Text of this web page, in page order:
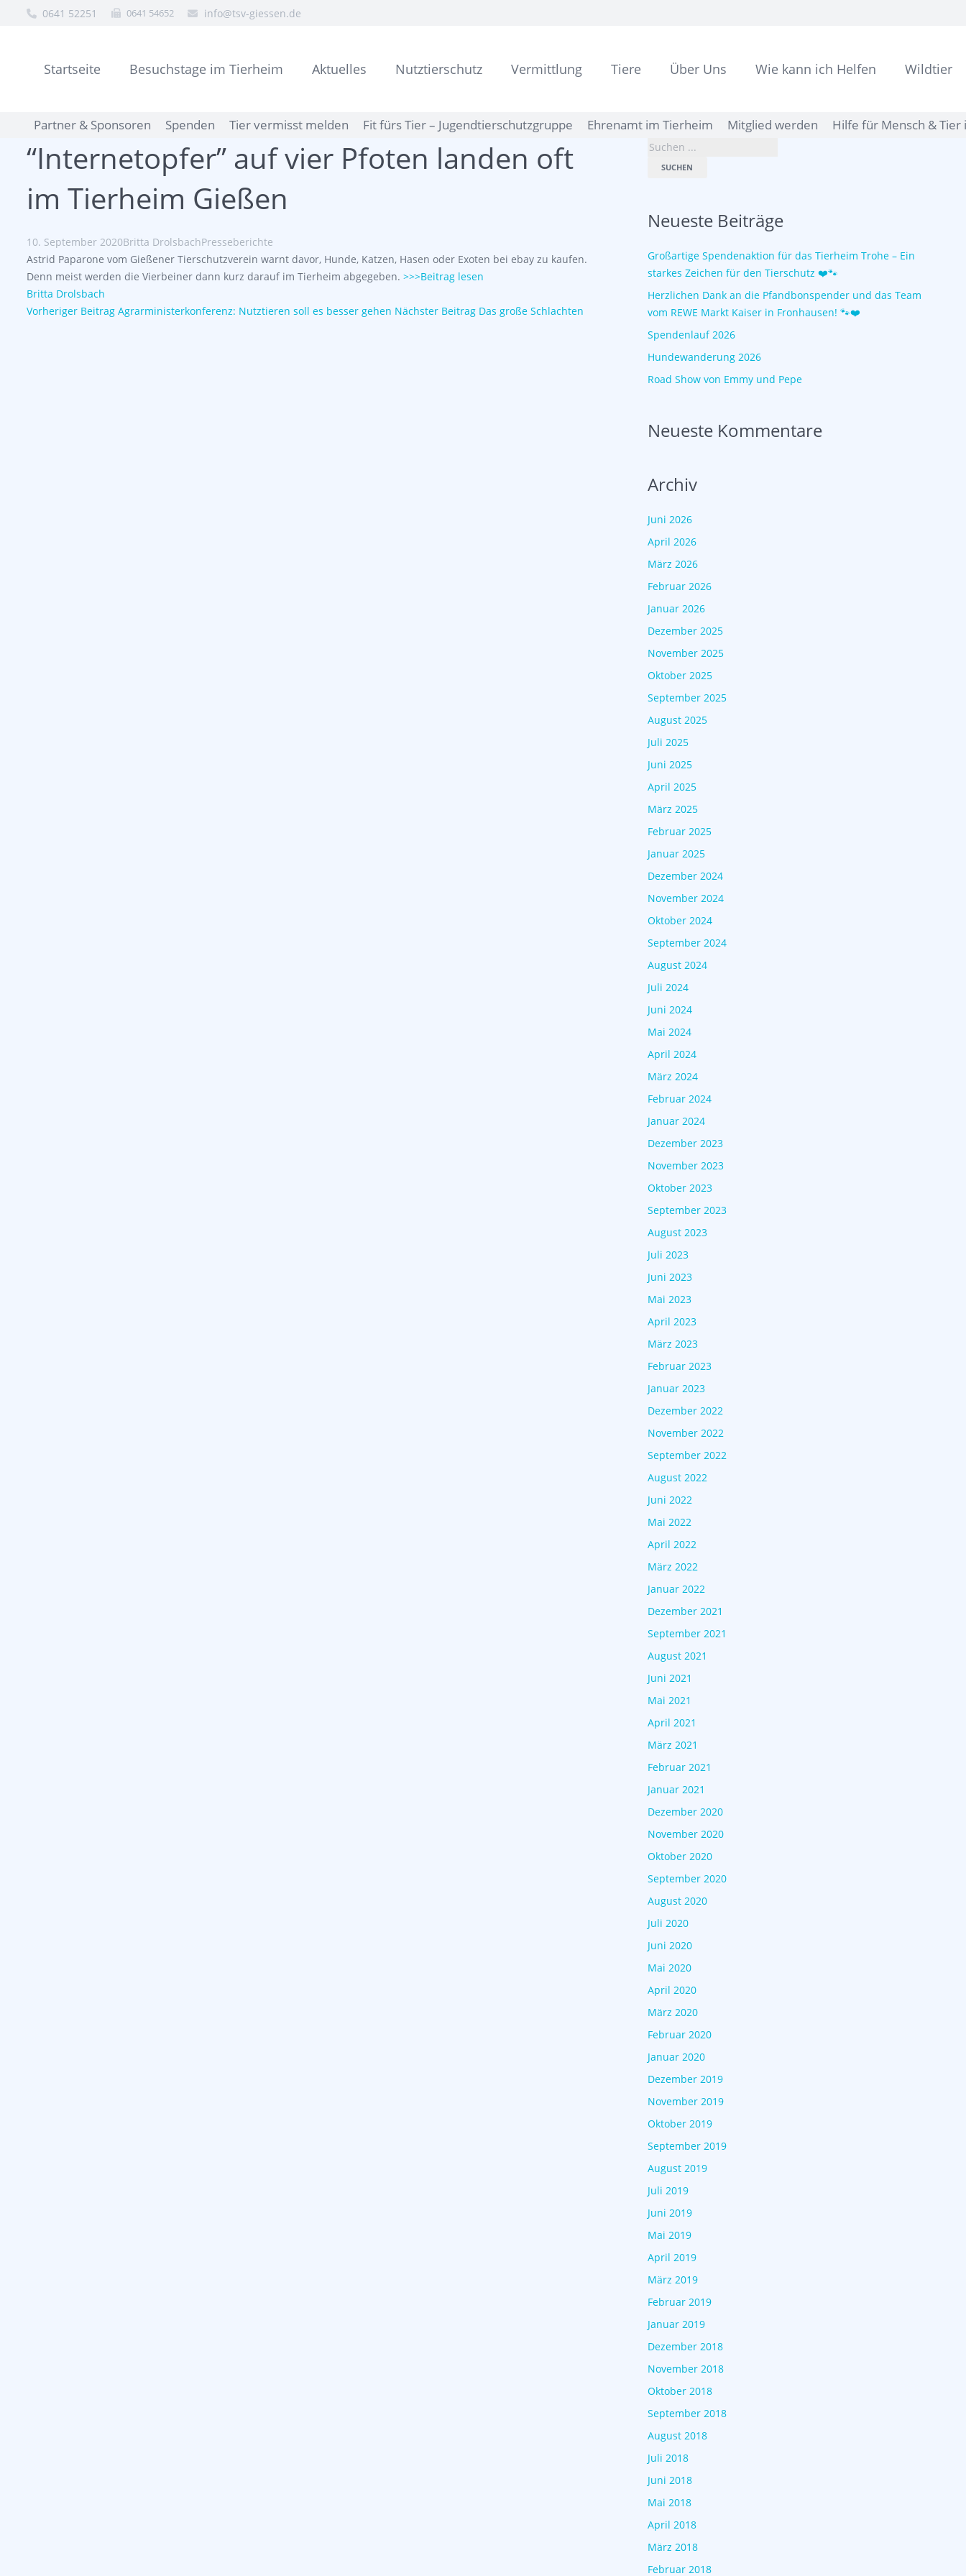
0641 52251 0641 54652 info@tsv-giessen.de
Startseite Besuchstage im Tierheim Aktuelles Nutztierschutz Vermittlung Tiere Über Uns Wie kann ich Helfen Wildtier
Partner & Sponsoren Spenden Tier vermisst melden Fit fürs Tier – Jugendtierschutzgruppe Ehrenamt im Tierheim Mitglied werden Hilfe für Mensch & Tier
“Internetopfer” auf vier Pfoten landen oft
im Tierheim Gießen
10. September 2020Britta DrolsbachPresseberichte
Astrid Paparone vom Gießener Tierschutzverein warnt davor, Hunde, Katzen, Hasen oder Exoten bei ebay zu kaufen.
Denn meist werden die Vierbeiner dann kurz darauf im Tierheim abgegeben. >>>Beitrag lesen
Britta Drolsbach
Vorheriger Beitrag Agrarministerkonferenz: Nutztieren soll es besser gehen Nächster Beitrag Das große Schlachten
SUCHEN
Neueste Beiträge
Großartige Spendenaktion für das Tierheim Trohe – Ein
starkes Zeichen für den Tierschutz ❤️🐾
Herzlichen Dank an die Pfandbonspender und das Team
vom REWE Markt Kaiser in Fronhausen! 🐾❤️
Spendenlauf 2026
Hundewanderung 2026
Road Show von Emmy und Pepe
Neueste Kommentare
Archiv
Juni 2026
April 2026
März 2026
Februar 2026
Januar 2026
Dezember 2025
November 2025
Oktober 2025
September 2025
August 2025
Juli 2025
Juni 2025
April 2025
März 2025
Februar 2025
Januar 2025
Dezember 2024
November 2024
Oktober 2024
September 2024
August 2024
Juli 2024
Juni 2024
Mai 2024
April 2024
März 2024
Februar 2024
Januar 2024
Dezember 2023
November 2023
Oktober 2023
September 2023
August 2023
Juli 2023
Juni 2023
Mai 2023
April 2023
März 2023
Februar 2023
Januar 2023
Dezember 2022
November 2022
September 2022
August 2022
Juni 2022
Mai 2022
April 2022
März 2022
Januar 2022
Dezember 2021
September 2021
August 2021
Juni 2021
Mai 2021
April 2021
März 2021
Februar 2021
Januar 2021
Dezember 2020
November 2020
Oktober 2020
September 2020
August 2020
Juli 2020
Juni 2020
Mai 2020
April 2020
März 2020
Februar 2020
Januar 2020
Dezember 2019
November 2019
Oktober 2019
September 2019
August 2019
Juli 2019
Juni 2019
Mai 2019
April 2019
März 2019
Februar 2019
Januar 2019
Dezember 2018
November 2018
Oktober 2018
September 2018
August 2018
Juli 2018
Juni 2018
Mai 2018
April 2018
März 2018
Februar 2018